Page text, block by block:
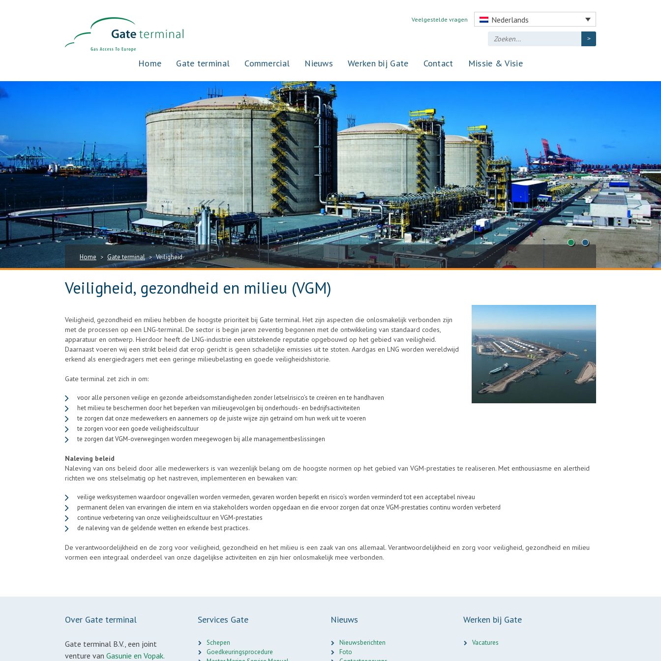
Veelgestelde vragen Nederlands
Home Gate terminal Commercial Nieuws Werken bij Gate Contact Missie & Visie
1 2
Home > Gate terminal > Veiligheid
Veiligheid, gezondheid en milieu (VGM)
Veiligheid, gezondheid en milieu hebben de hoogste prioriteit bij Gate terminal. Het zijn aspecten die onlosmakelijk verbonden zijn
met de processen op een LNG-terminal. De sector is begin jaren zeventig begonnen met de ontwikkeling van standaard codes,
apparatuur en ontwerp. Hierdoor heeft de LNG-industrie een uitstekende reputatie opgebouwd op het gebied van veiligheid.
Daarnaast voeren wij een strikt beleid dat erop gericht is geen schadelijke emissies uit te stoten. Aardgas en LNG worden wereldwijd
erkend als energiedragers met een geringe milieubelasting en goede veiligheidshistorie.
Gate terminal zet zich in om:
voor alle personen veilige en gezonde arbeidsomstandigheden zonder letselrisico’s te creëren en te handhaven
het milieu te beschermen door het beperken van milieugevolgen bij onderhouds- en bedrijfsactiviteiten
te zorgen dat onze medewerkers en aannemers op de juiste wijze zijn getraind om hun werk uit te voeren
te zorgen voor een goede veiligheidscultuur
te zorgen dat VGM-overwegingen worden meegewogen bij alle managementbeslissingen
Naleving beleid
Naleving van ons beleid door alle medewerkers is van wezenlijk belang om de hoogste normen op het gebied van VGM-prestaties te realiseren. Met enthousiasme en alertheid
richten we ons stelselmatig op het nastreven, implementeren en bewaken van:
veilige werksystemen waardoor ongevallen worden vermeden, gevaren worden beperkt en risico’s worden verminderd tot een acceptabel niveau
permanent delen van ervaringen die intern en via stakeholders worden opgedaan en die ervoor zorgen dat onze VGM-prestaties continu worden verbeterd
continue verbetering van onze veiligheidscultuur en VGM-prestaties
de naleving van de geldende wetten en erkende best practices.
De verantwoordelijkheid en de zorg voor veiligheid, gezondheid en het milieu is een zaak van ons allemaal. Verantwoordelijkheid en zorg voor veiligheid, gezondheid en milieu
vormen een integraal onderdeel van onze dagelijkse activiteiten en zijn hier onlosmakelijk mee verbonden.
Over Gate terminal
Gate terminal B.V., een joint
venture van Gasunie en Vopak.
Services Gate
Schepen
Goedkeuringsprocedure
Nieuws
Nieuwsberichten
Foto
Werken bij Gate
Vacatures